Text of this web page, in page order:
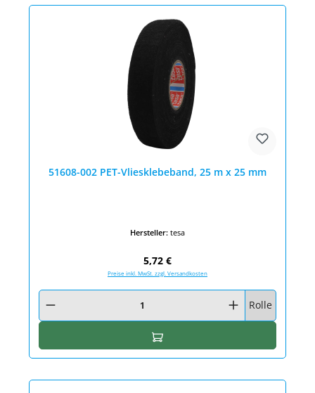
51608-002 PET-Vliesklebeband, 25 m x 25 mm
Hersteller: tesa
Regulärer Preis:
5,72 €
Preise inkl. MwSt. zzgl. Versandkosten
Produkt Anzahl: Gib den gewünschten Wert ein oder benutze die
Rolle
In den Warenkorb